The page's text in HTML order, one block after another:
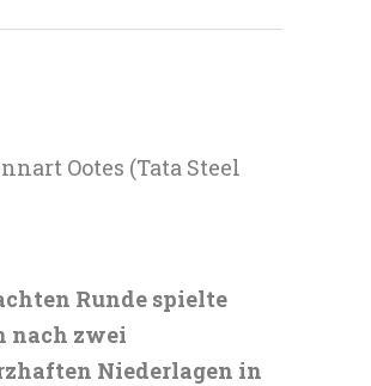
Ootes (Tata Steel
Runde spielte
nach zwei
Niederlagen in